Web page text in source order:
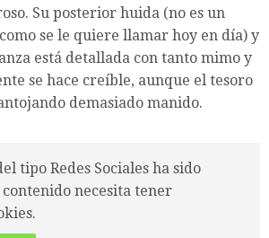
Su posterior huida (no es un
se le quiere llamar hoy en día) y
está detallada con tanto mimo y
se hace creíble, aunque el tesoro
demasiado manido.
tipo Redes Sociales ha sido
contenido necesita tener